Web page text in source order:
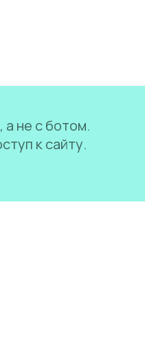
не с ботом.
к сайту.